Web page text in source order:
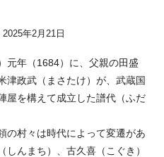
年2月21日
元年（1684）に、父親の田盛
津政武（まさたけ）が、武蔵国
屋を構えて成立した譜代（ふだ
の村々は時代によって変遷があ
んまち）、古久喜（こぐき）